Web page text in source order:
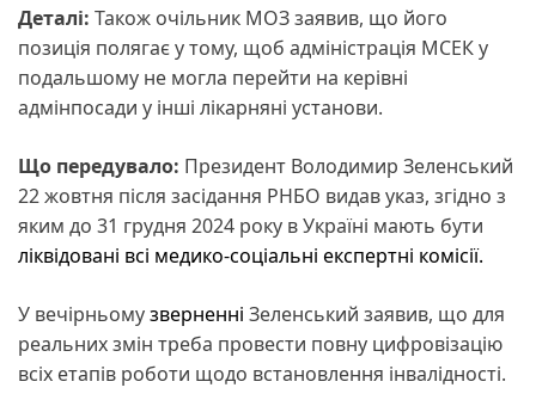
Деталі: Також очільник МОЗ заявив, що його
позиція полягає у тому, щоб адміністрація МСЕК у
подальшому не могла перейти на керівні
адмінпосади у інші лікарняні установи.
Що передувало: Президент Володимир Зеленський
22 жовтня після засідання РНБО видав указ, згідно з
яким до 31 грудня 2024 року в Україні мають бути
ліквідовані всі медико-соціальні експертні комісії.
У вечірньомузверненні Зеленський заявив, що для
реальних змін треба провести повну цифровізацію
всіх етапів роботи щодо встановлення інвалідності.